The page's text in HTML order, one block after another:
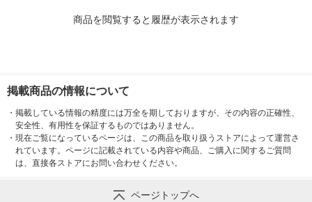
商品を閲覧すると履歴が表示されます
掲載商品の情報について
・ 掲載している情報の精度には万全を期しておりますが、その内容の正確性、
安全性、有用性を保証するものではありません。
・ 現在ご覧になっているページは、この商品を取り扱うストアによって運営さ
れています。ページに記載されている内容や商品、ご購入に関するご質問
は、直接各ストアにお問い合わせください。
ページトップへ